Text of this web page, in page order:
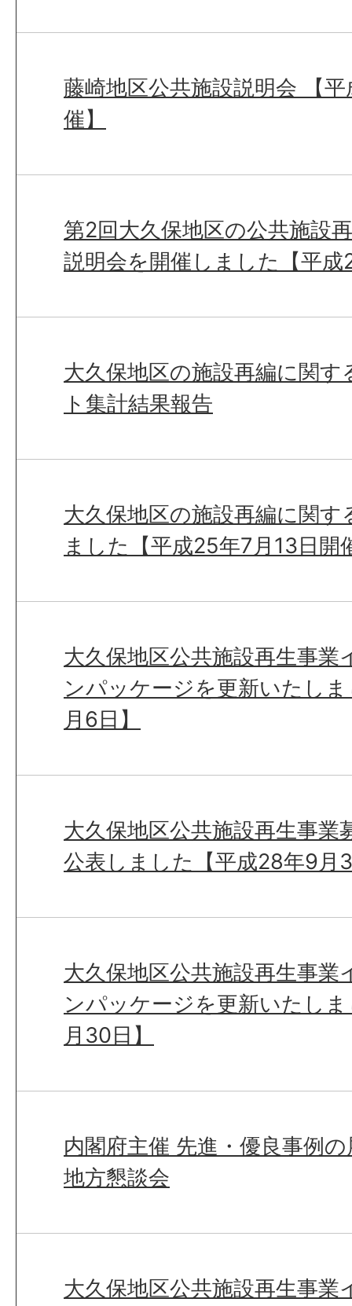
藤崎地区公共施設説明会 【
催】
第2回大久保地区の公共施設
説明会を開催しました【平成
大久保地区の施設再編に関す
ト集計結果報告
大久保地区の施設再編に関す
ました【平成25年7月13日開
大久保地区公共施設再生事業
ンパッケージを更新いたし
月6日】
大久保地区公共施設再生事業
公表しました【平成28年9月
大久保地区公共施設再生事業
ンパッケージを更新いたし
月30日】
内閣府主催 先進・優良事例
地方懇談会
大久保地区公共施設再生事業